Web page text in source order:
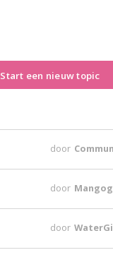
Start een nieuw topic
door
door
door